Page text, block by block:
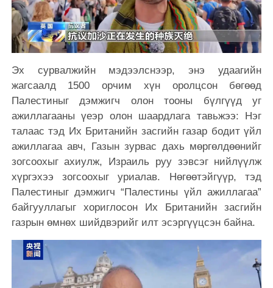
Эх сурвалжийн мэдээлснээр, энэ удаагийн
жагсаалд 1500 орчим хүн оролцсон бөгөөд
Палестиныг дэмжигч олон тооны бүлгүүд уг
ажиллагааны үеэр олон шаардлага тавьжээ: Нэг
талаас тэд Их Британийн засгийн газар бодит үйл
ажиллагаа авч, Газын зурвас дахь мөргөлдөөнийг
зогсоохыг ахиулж, Израиль руу зэвсэг нийлүүлж
хүргэхээ зогсоохыг уриалав. Нөгөөтэйгүүр, тэд
Палестиныг дэмжигч “Палестины үйл ажиллагаа”
байгууллагыг хориглосон Их Британийн засгийн
газрын өмнөх шийдвэрийг илт эсэргүүцсэн байна.